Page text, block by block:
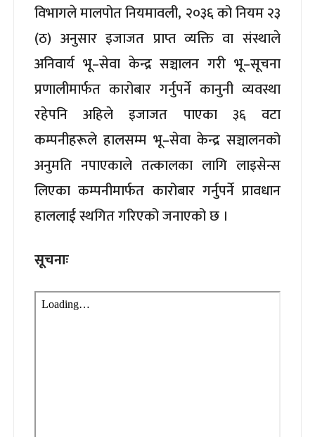
विभागले मालपोत नियमावली, २०३६ को नियम २३
(ठ) अनुसार इजाजत प्राप्त व्यक्ति वा संस्थाले
अनिवार्य भू–सेवा केन्द्र सञ्चालन गरी भू–सूचना
प्रणालीमार्फत कारोबार गर्नुपर्ने कानुनी व्यवस्था
रहेपनि अहिले इजाजत पाएका ३६ वटा
कम्पनीहरूले हालसम्म भू–सेवा केन्द्र सञ्चालनको
अनुमति नपाएकाले तत्कालका लागि लाइसेन्स
लिएका कम्पनीमार्फत कारोबार गर्नुपर्ने प्रावधान
हाललाई स्थगित गरिएको जनाएको छ ।
सूचनाः